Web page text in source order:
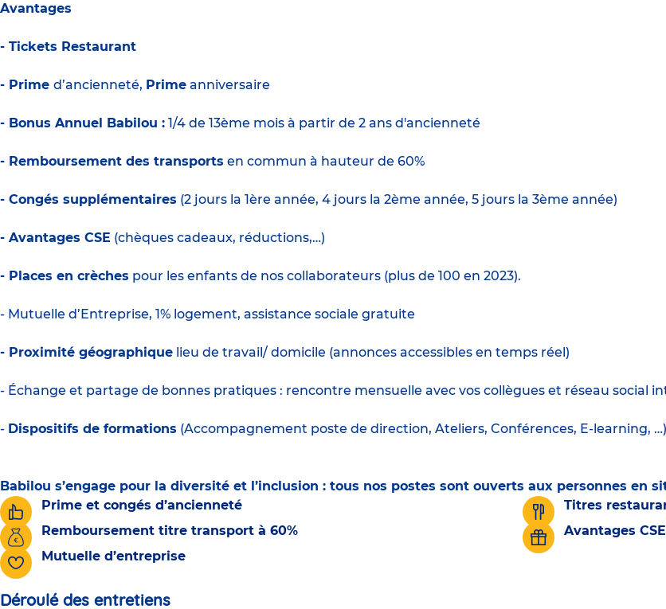
Avantages
- Tickets Restaurant
- Prime d’ancienneté, Prime anniversaire
- Bonus Annuel Babilou : 1/4 de 13ème mois à partir de 2 ans d'ancienneté
- Remboursement des transports en commun à hauteur de 60%
- Congés supplémentaires (2 jours la 1ère année, 4 jours la 2ème année, 5 jours la 3ème année)
- Avantages CSE (chèques cadeaux, réductions,…)
- Places en crèches pour les enfants de nos collaborateurs (plus de 100 en 2023).
- Mutuelle d’Entreprise, 1% logement, assistance sociale gratuite
- Proximité géographique lieu de travail/ domicile (annonces accessibles en temps réel)
- Échange et partage de bonnes pratiques : rencontre mensuelle avec vos collègues et réseau social
- Dispositifs de formations (Accompagnement poste de direction, Ateliers, Conférences, E-learning, …)
Babilou s’engage pour la diversité et l’inclusion : tous nos postes sont ouverts aux personnes en
Prime et congés d’ancienneté
Titres
Remboursement titre transport à 60%
Avantages
Mutuelle d’entreprise
Déroulé des entretiens